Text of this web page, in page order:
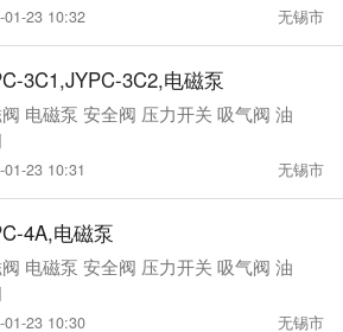
01-23 10:32 无锡市
3C1,JYPC-3C2,电磁泵
电磁泵 安全阀 压力开关 吸气阀 油
01-23 10:31 无锡市
4A,电磁泵
电磁泵 安全阀 压力开关 吸气阀 油
01-23 10:30 无锡市